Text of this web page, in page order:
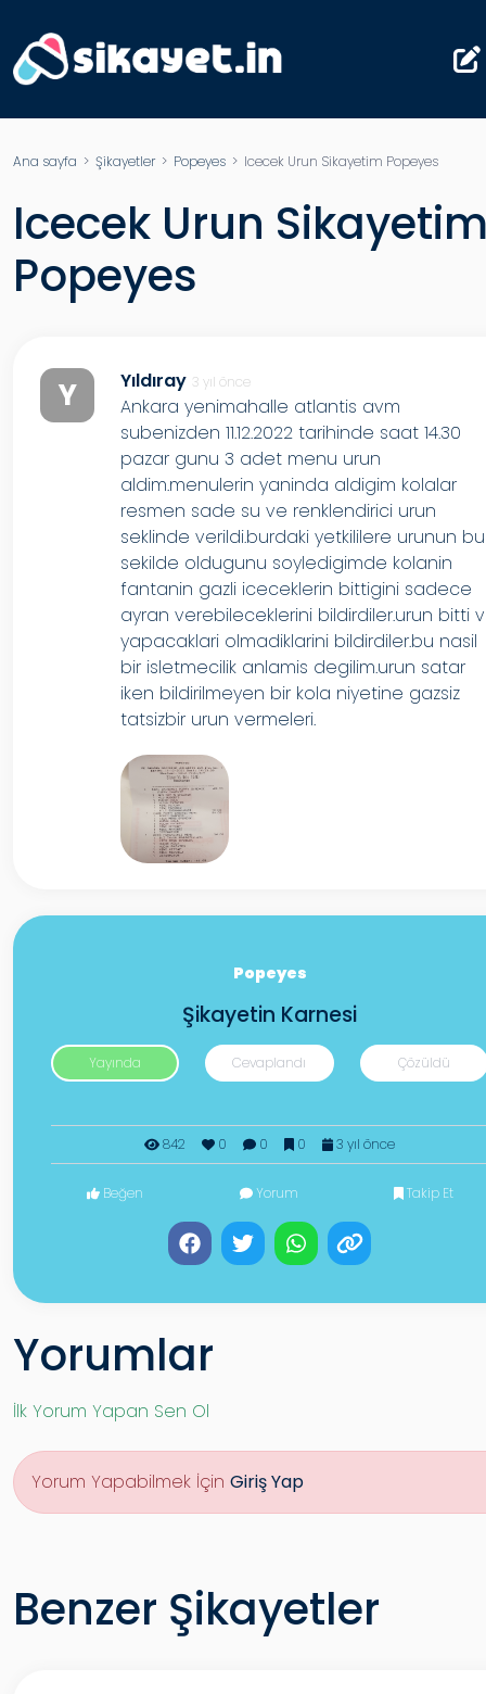
Ana sayfa > Şikayetler> Popeyes > Icecek Urun Sikayetim Popeyes
Icecek Urun
Popeyes
Y Yıldıray 3 yıl önce
Ankara yenimahalle atlantis avm
subenizden 11.12.2022 tarihinde saat 14.30
pazar gunu 3 adet menu urun
aldim.menulerin yaninda aldigim kolalar
resmen sade su ve renklendirici urun
seklinde verildi.burdaki yetkililere urunun bu
sekilde oldugunu soyledigimde kolanin
fantanin gazli iceceklerin bittigini sadece
ayran verebileceklerini bildirdiler.urun bitti
yapacaklari olmadiklarini bildirdiler.bu nasil
bir isletmecilik anlamis degilim.urun satar
iken bildirilmeyen bir kola niyetine gazsiz
tatsizbir urun vermeleri.
Popeyes
Şikayetin Karnesi
Yayında Cevaplandı Çözüldü
842 0 0 0 3 yıl önce
Beğen Yorum Takip Et
Yorumlar
İlk Yorum Yapan Sen Ol
Yorum Yapabilmek İçin Giriş Yap
Benzer Şikayetler